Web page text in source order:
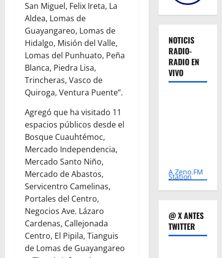
San Miguel, Felix Ireta, La
Aldea, Lomas de
Guayangareo, Lomas de
Hidalgo, Misión del Valle,
Lomas del Punhuato, Peña
Blanca, Piedra Lisa,
Trincheras, Vasco de
Quiroga, Ventura Puente”.
Agregó que ha visitado 11
espacios públicos desde el
Bosque Cuauhtémoc,
Mercado Independencia,
Mercado Santo Niño,
Mercado de Abastos,
Servicentro Camelinas,
Portales del Centro,
Negocios Ave. Lázaro
Cardenas, Callejonada
Centro, El Pipila, Tianguis
de Lomas de Guayangareo
NOTICIS
RADIO-
RADIO EN
VIVO
A Zeno.FM
Station
@ X ANTES
TWITTER